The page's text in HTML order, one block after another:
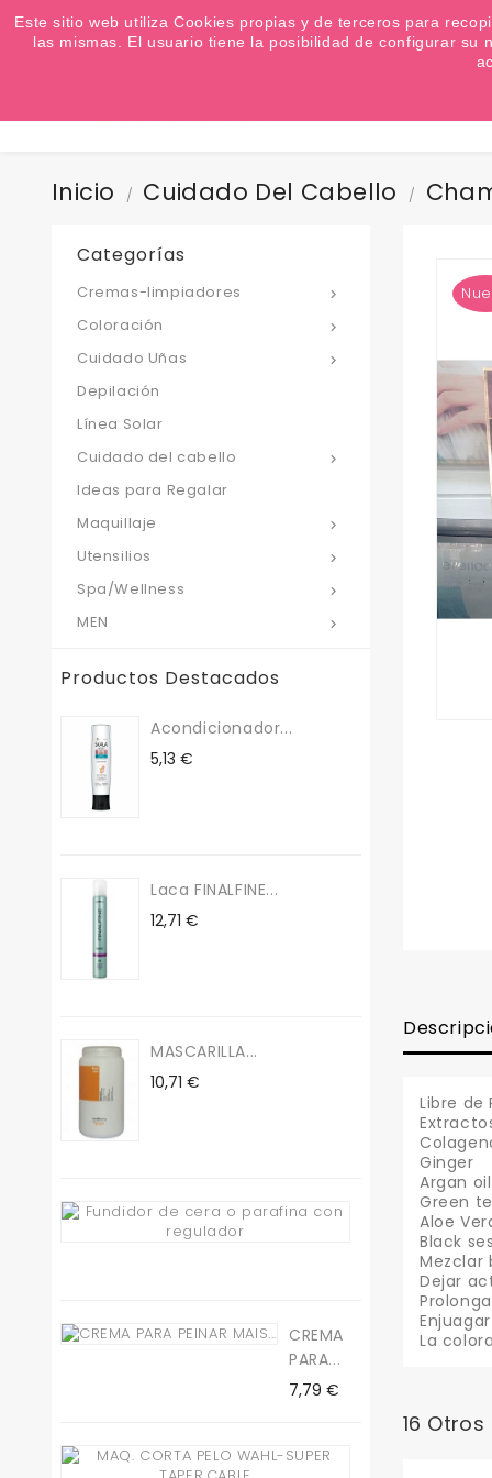
¿Quiere conocer las próximas ofertas del fin de
Inicio Cuidado Del Cabello
Categorías

Cremas-limpiadores

Coloración

Cuidado Uñas
Depilación
Línea Solar

Cuidado del cabello
Ideas para Regalar

Maquillaje

Utensilios

Spa/Wellness

MEN
Productos Destacados
Acondicionador...
Precio
5,13 €
Laca FINALFINE...
Precio
12,71 €
MASCARILLA...
Precio
10,71 €
Fundidor
CREMA
PARA...
Precio
7,79 €
Libre de
Ginger
Argan oil
Green
Aloe
Black
Mezclar
Dejar
La
16
Este sitio web utiliza Cookies propias y de terceros para
las mismas. El usuario tiene la posibilidad de configurar